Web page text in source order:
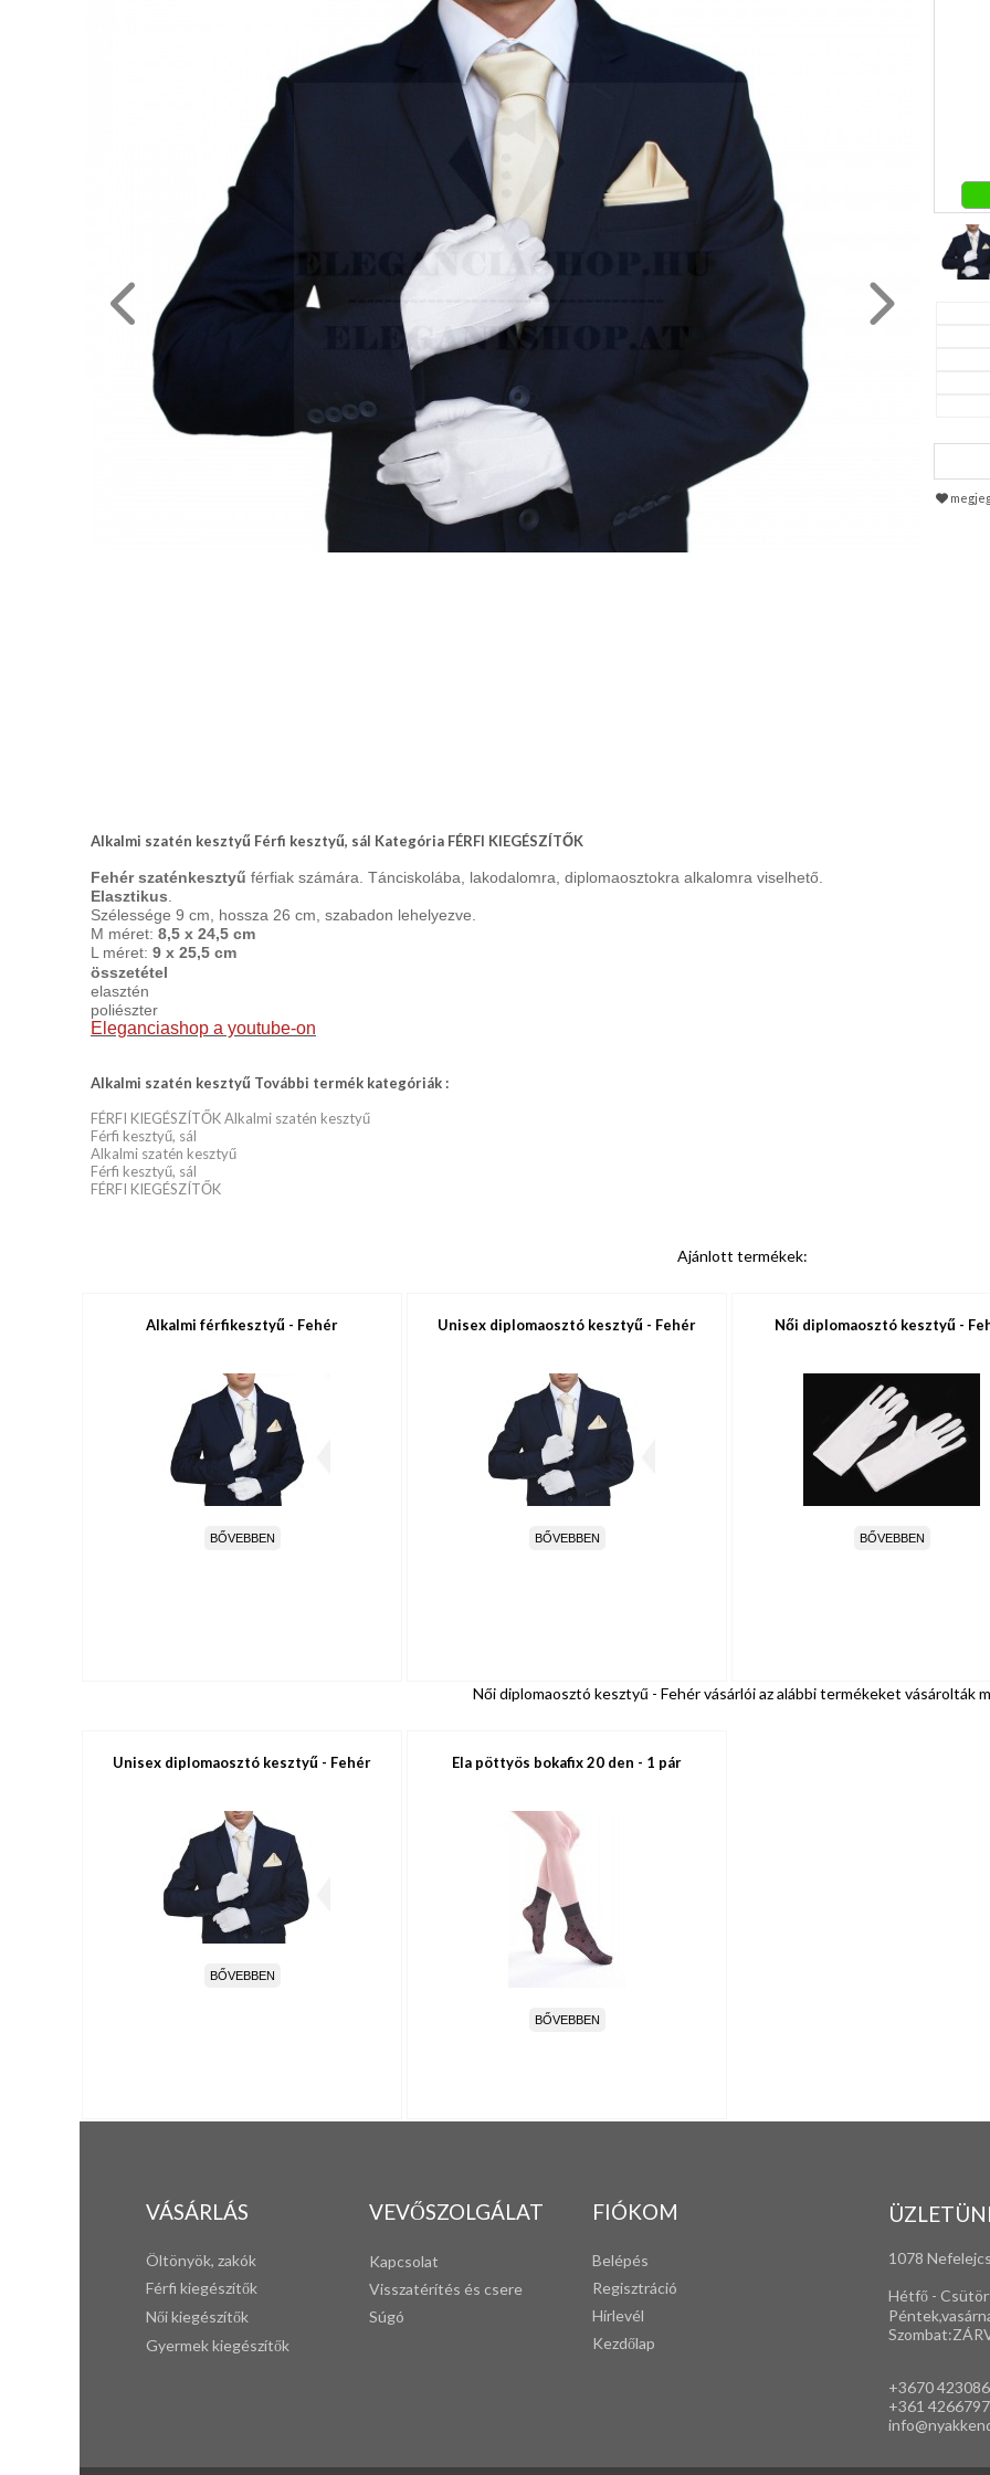
DÍSZDOBOZOS
TERMÉKEK
ÉRKEZETT!
BALLAGÁSRA
Alkalmi szatén kesztyű Férfi kesztyű, sál Kategória FÉRFI KIEGÉSZÍTŐK
Fehér szaténkesztyű férfiak számára. Tánciskolába, lakodalomra, diplomaosztokra alkalomra viselhető.
Elasztikus
Szélessége 9 cm, hossza 26 cm, szabadon lehelyezve.
M méret: 8,5 x 24,5 cm
L méret: 9 x 25,5 cm
összetétel
elasztén
poliészter
Eleganciashop a youtube-on
Alkalmi szatén kesztyű További termék kategóriák :
FÉRFI KIEGÉSZÍTŐK Alkalmi szatén kesztyű
Férfi kesztyű, sál
Alkalmi szatén kesztyű
Férfi kesztyű, sál
FÉRFI KIEGÉSZÍTŐK
Ajánlott termékek:
Alkalmi férfikesztyű - Fehér
BŐVEBBEN
Unisex diplomaosztó kesztyű - Fehér
BŐVEBBEN
Női diplomaosztó kesztyű -
BŐVEBBEN
Női diplomaosztó kesztyű - Fehér vásárlói az alábbi termékeket vásárolták
Unisex diplomaosztó kesztyű - Fehér
BŐVEBBEN
Ela pöttyös bokafix 20 den - 1 pár
BŐVEBBEN
VÁSÁRLÁS
Öltönyök, zakók
Férfi kiegészítők
Női kiegészítők
Gyermek kiegészítők
VEVŐSZOLGÁLAT
Kapcsolat
Visszatérítés és csere
Súgó
FIÓKOM
Belépés
Regisztráció
Hírlevél
Kezdőlap
1078
Hétfő -
+3670
+361 4266797